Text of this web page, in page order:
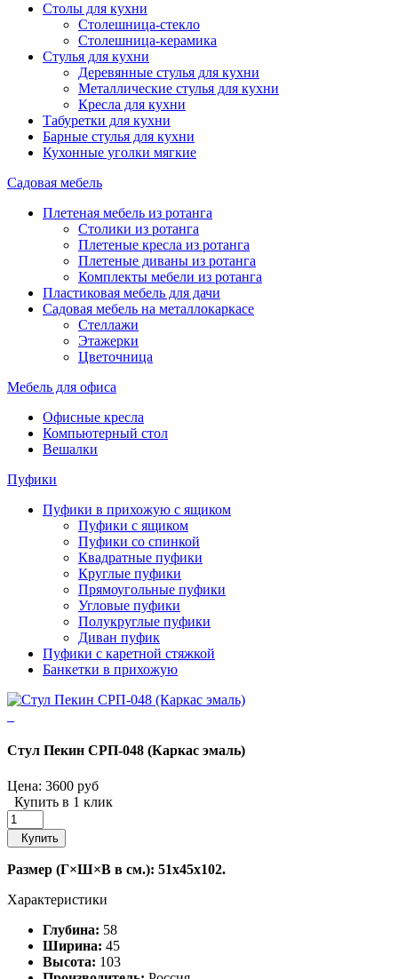
Столы для кухни
Столешница-стекло
Столешница-керамика
Стулья для кухни
Деревянные стулья для кухни
Металлические стулья для кухни
Кресла для кухни
Табуретки для кухни
Барные стулья для кухни
Кухонные уголки мягкие
Садовая мебель
Плетеная мебель из ротанга
Столики из ротанга
Плетеные кресла из ротанга
Плетеные диваны из ротанга
Комплекты мебели из ротанга
Пластиковая мебель для дачи
Садовая мебель на металлокаркасе
Стеллажи
Этажерки
Цветочница
Мебель для офиса
Офисные кресла
Компьютерный стол
Вешалки
Пуфики
Пуфики в прихожую с ящиком
Пуфики с ящиком
Пуфики со спинкой
Квадратные пуфики
Круглые пуфики
Прямоугольные пуфики
Угловые пуфики
Полукруглые пуфики
Диван пуфик
Пуфики с каретной стяжкой
Банкетки в прихожую
Стул Пекин СРП-048 (Каркас эмаль)
Цена: 3600 руб
Купить в 1 клик
Купить
Размер (Г×Ш×В в см.): 51x45x102.
Характеристики
Глубина: 58
Ширина: 45
Высота: 103